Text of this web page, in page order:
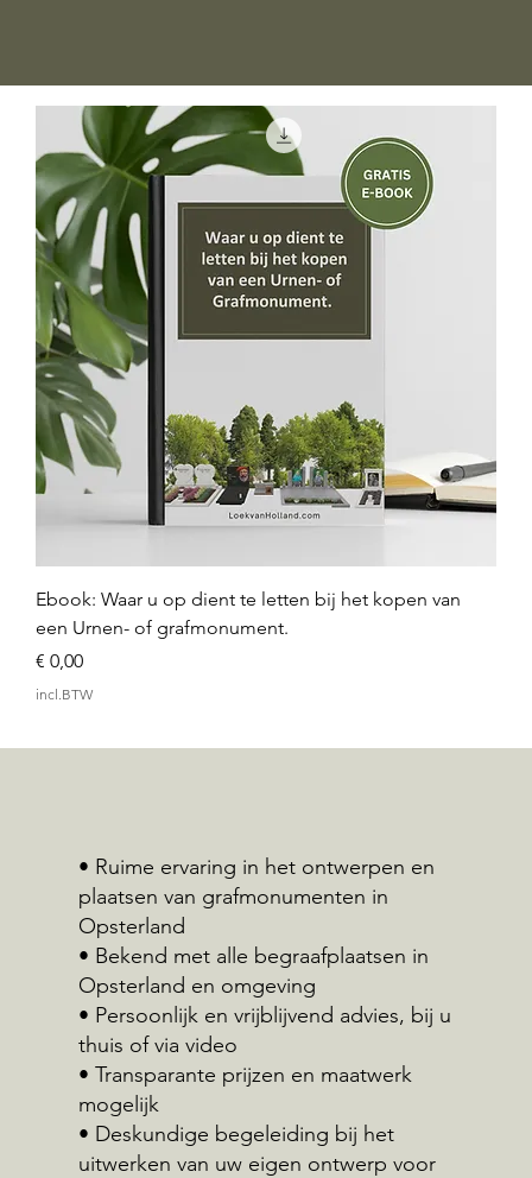
Ebook: Waar u op dient te letten bij het kopen van
een Urnen- of grafmonument.
Prijs
€ 0,00
incl.BTW
• Ruime ervaring in het ontwerpen en
plaatsen van grafmonumenten in
Opsterland
• Bekend met alle begraafplaatsen in
Opsterland en omgeving
• Persoonlijk en vrijblijvend advies, bij u
thuis of via video
• Transparante prijzen en maatwerk
mogelijk
• Deskundige begeleiding bij het
uitwerken van uw eigen ontwerp voor